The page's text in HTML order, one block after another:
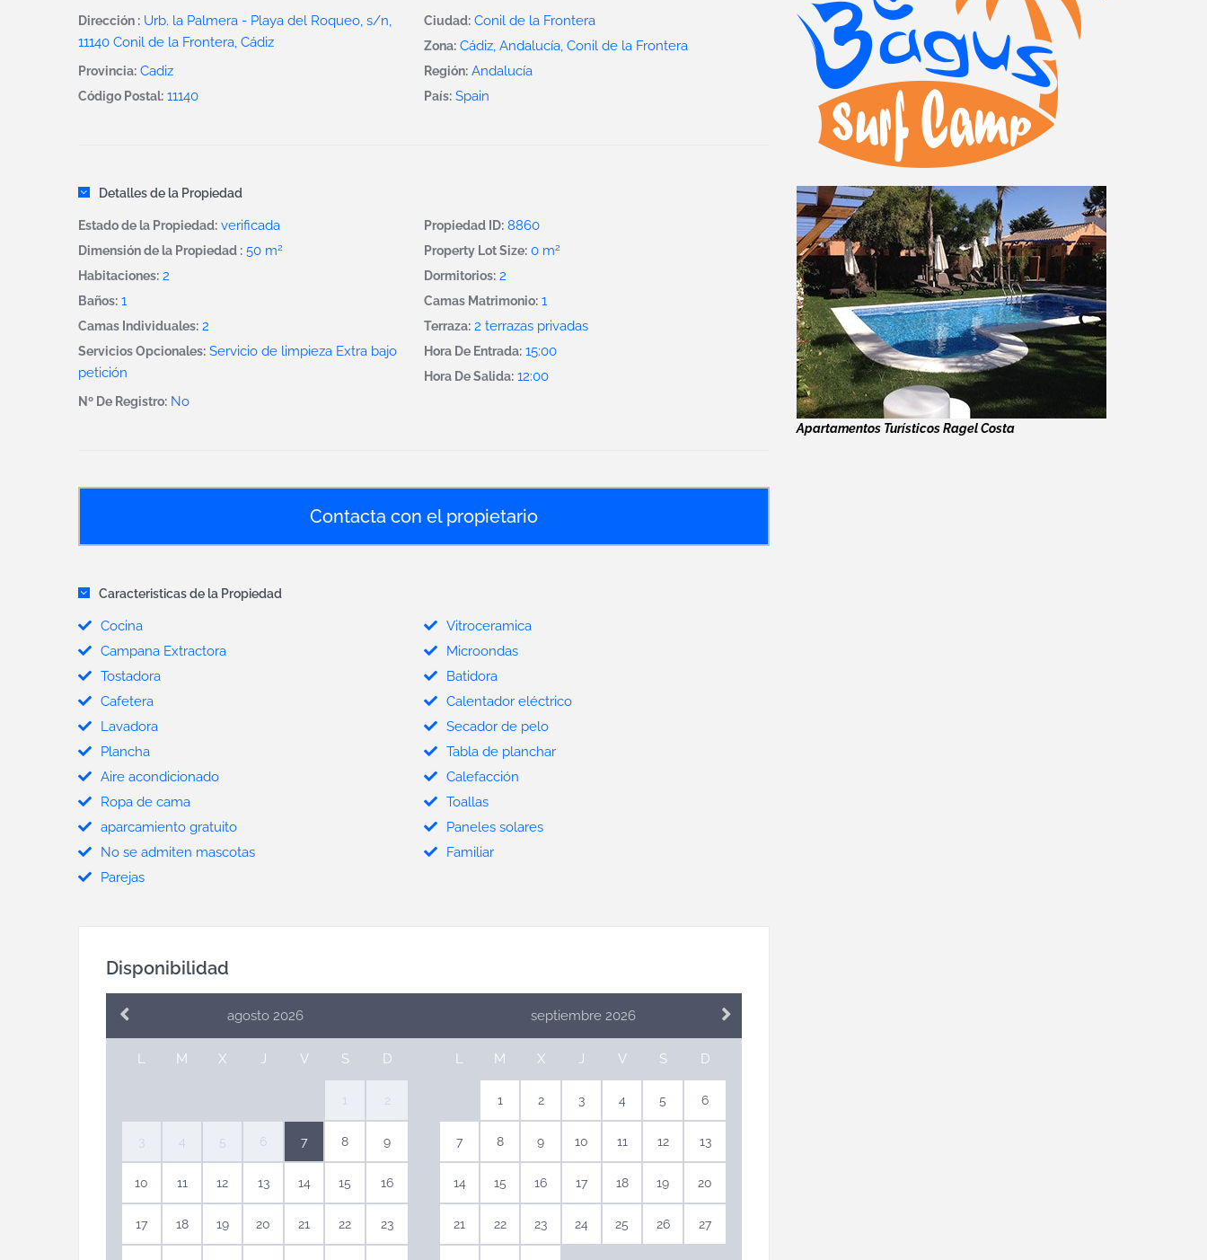
Dirección : Urb. la Palmera - Playa del Roqueo, s/n,
11140 Conil de la Frontera, Cádiz
Ciudad: Conil de la Frontera
Zona: Cádiz, Andalucía, Conil de la Frontera
Provincia: Cadiz Región: Andalucía
Código Postal: 11140 País: Spain
Detalles de la Propiedad
Estado de la Propiedad: verificada Propiedad ID: 8860
Dimensión de la Propiedad : 50 m2 Property Lot Size: 0 m2
Habitaciones: 2 Dormitorios: 2
Baños: 1 Camas Matrimonio: 1
Camas Individuales: 2 Terraza: 2 terrazas privadas
Servicios Opcionales: Servicio de limpieza Extra bajo
petición
Hora De Entrada: 15:00
Hora De Salida: 12:00
Nº De Registro: No
Contacta con el propietario
Caracteristicas de la Propiedad
Cocina
Vitroceramica
Campana Extractora
Microondas
Tostadora
Batidora
Cafetera
Calentador eléctrico
Lavadora
Secador de pelo
Plancha
Tabla de planchar
Aire acondicionado
Calefacción
Ropa de cama
Toallas
aparcamiento gratuito
Paneles solares
No se admiten mascotas
Familiar
Parejas
Disponibilidad
agosto 2026
L M X J V S D
1 2
3 4 5 6 7 8 9
10 11 12 13 14 15 16
17 18 19 20 21 22 23
septiembre 2026
L M X J V S D
1 2 3 4 5 6
7 8 9 10 11 12 13
14 15 16 17 18 19 20
21 22 23 24 25 26 27
Apartamentos Turísticos Ragel Costa